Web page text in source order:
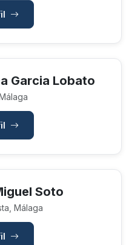
Garcia Lobato
Soto
Málaga